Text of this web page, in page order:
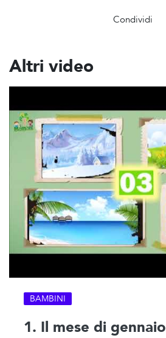
Condividi
Altri video
BAMBINI
1. Il mese di gennaio